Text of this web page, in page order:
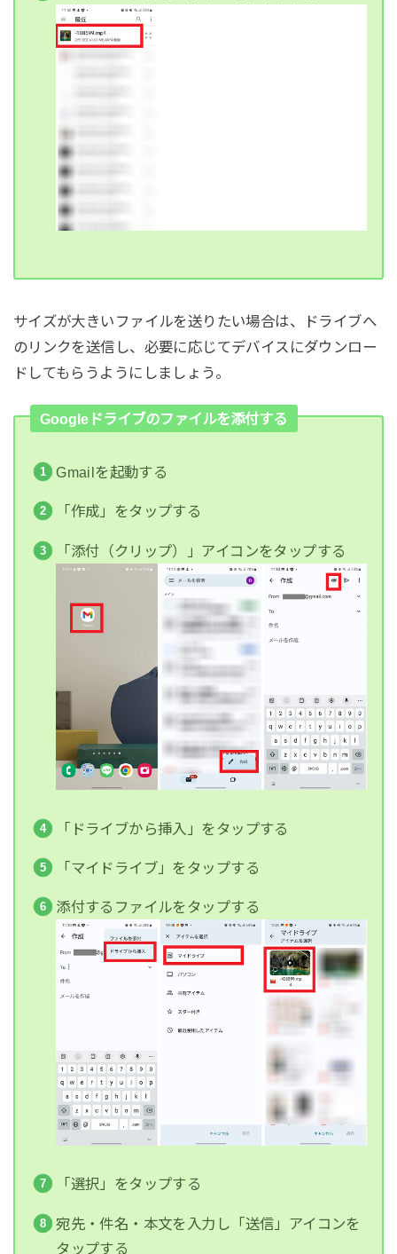
サイズが大きいファイルを送りたい場合は、ドライブへ
のリンクを送信し、必要に応じてデバイスにダウンロー
ドしてもらうようにしましょう。
Googleドライブのファイルを添付する
Gmailを起動する
「作成」をタップする
「添付（クリップ）」アイコンをタップする
「ドライブから挿入」をタップする
「マイドライブ」をタップする
添付するファイルをタップする
「選択」をタップする
宛先・件名・本文を入力し「送信」アイコンを
タップする